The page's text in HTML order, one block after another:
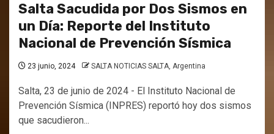
Salta Sacudida por Dos Sismos en
un Día: Reporte del Instituto
Nacional de Prevención Sísmica
23 junio, 2024 SALTA NOTICIAS SALTA, Argentina
Salta, 23 de junio de 2024 - El Instituto Nacional de
Prevención Sísmica (INPRES) reportó hoy dos sismos
que sacudieron...